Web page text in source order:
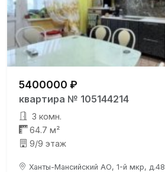
5400000 ₽
квартира № 105144214
3 комн.
64.7 м²
9/9 этаж
Ханты-Мансийский АО, 1-й мкр, д.48